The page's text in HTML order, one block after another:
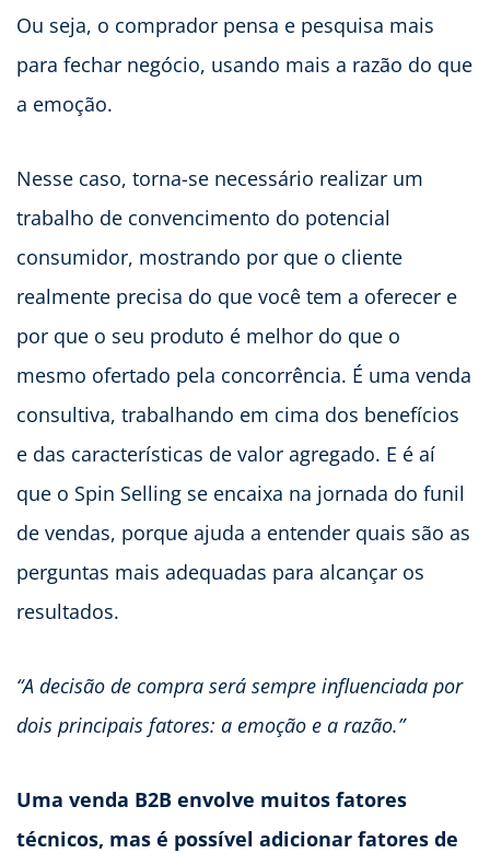
Ou seja, o comprador pensa e pesquisa mais
para fechar negócio, usando mais a razão do que
a emoção.
Nesse caso, torna-se necessário realizar um
trabalho de convencimento do potencial
consumidor, mostrando por que o cliente
realmente precisa do que você tem a oferecer e
por que o seu produto é melhor do que o
mesmo ofertado pela concorrência. É uma venda
consultiva, trabalhando em cima dos benefícios
e das características de valor agregado. E é aí
que o Spin Selling se encaixa na jornada do funil
de vendas, porque ajuda a entender quais são as
perguntas mais adequadas para alcançar os
resultados.
“A decisão de compra será sempre influenciada por
dois principais fatores: a emoção e a razão.”
Uma venda B2B envolve muitos fatores
técnicos, mas é possível adicionar fatores de